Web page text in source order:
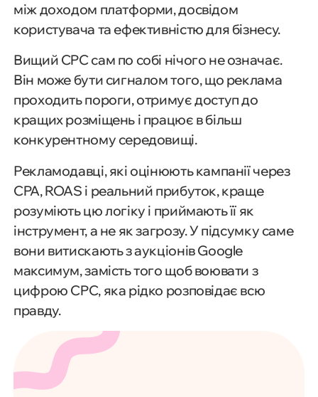
між доходом платформи, досвідом
користувача та ефективністю для бізнесу.
Вищий CPC сам по собі нічого не означає.
Він може бути сигналом того, що реклама
проходить пороги, отримує доступ до
кращих розміщень і працює в більш
конкурентному середовищі.
Рекламодавці, які оцінюють кампанії через
CPA, ROAS і реальний прибуток, краще
розуміють цю логіку і приймають її як
інструмент, а не як загрозу. У підсумку саме
вони витискають з аукціонів Google
максимум, замість того щоб воювати з
цифрою CPC, яка рідко розповідає всю
правду.